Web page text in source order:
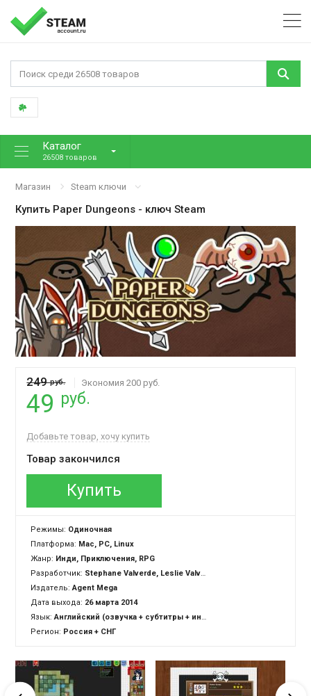
Каталог
26508 товаров
Магазин Steam ключи
Купить Paper Dungeons - ключ Steam
249руб. Экономия 200 руб.
49 руб.
Добавьте товар, хочу купить
Товар закончился
Купить
Режимы: Одиночная
Платформа: Mac, PC, Linux
Жанр: Инди, Приключения, RPG
Разработчик: Stephane Valverde, Leslie Valverde
Издатель:Agent Mega
Дата выхода: 26 марта 2014
Язык:Английский (озвучка + субтитры + интерфейс)
Регион: Россия + СНГ